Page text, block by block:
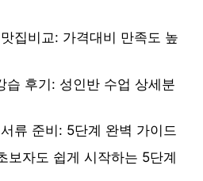
집비교: 가격대비 만족도 높
습 후기: 성인반 수업 상세분
류 준비: 5단계 완벽 가이드
보자도 쉽게 시작하는 5단계